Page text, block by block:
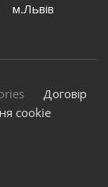
м.Львів
Договір
cookie